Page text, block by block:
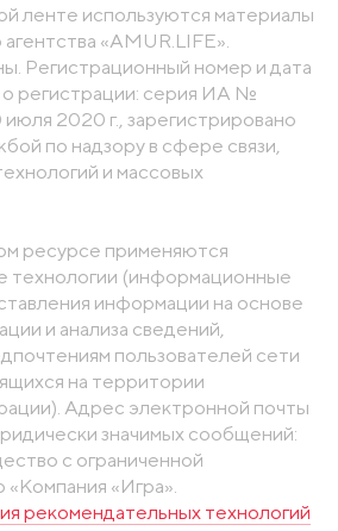
ленте используются материалы
«AMUR.LIFE».
Регистрационный номер и дата
регистрации: серия ИА №
2020 г., зарегистрировано
по надзору в сфере связи,
и массовых
ресурсе применяются
технологии (информационные
информации на основе
и анализа сведений,
пользователей сети
на территории
Адрес электронной почты
значимых сообщений:
с ограниченной
«Игра».
рекомендательных технологий